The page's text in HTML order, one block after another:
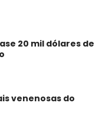
20 mil dólares de
venenosas do